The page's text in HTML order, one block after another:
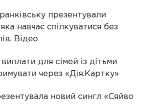
презентували
навчає спілкуватися без
Відео
для сімей із дітьми
через «Дія.Картку»
новий сингл «Сяйво